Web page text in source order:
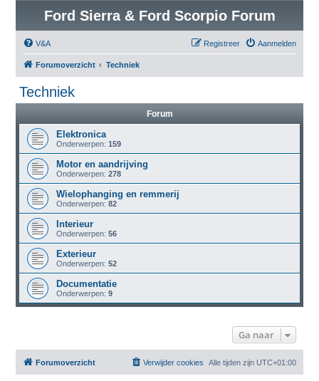
Ford Sierra & Ford Scorpio Forum
V&A Aanmelden
Registreer
Forumoverzicht Techniek
Techniek
Forum
Elektronica
Onderwerpen: 159
Motor en aandrijving
Onderwerpen: 278
Wielophanging en remmerij
Onderwerpen: 82
Interieur
Onderwerpen: 56
Exterieur
Onderwerpen: 52
Documentatie
Onderwerpen: 9
Ga naar
Forumoverzicht Alle tijden zijn UTC+01:00
Verwijder cookies